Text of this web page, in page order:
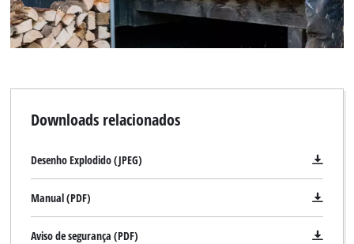
Downloads relacionados
Desenho Explodido (JPEG)
Manual (PDF)
Aviso de segurança (PDF)